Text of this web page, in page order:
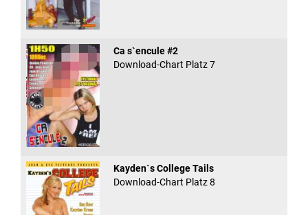
Ca s`encule #2
Download-Chart Platz 7
Kayden`s College Tails
Download-Chart Platz 8